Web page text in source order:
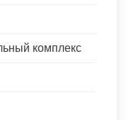
комплекс